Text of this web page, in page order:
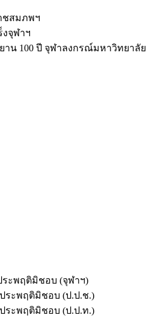
ชสมภพฯ
จุฬาฯ
าน 100 ปี จุฬาลงกรณ์มหาวิทยาลัย
ระพฤติมิชอบ (จุฬาฯ)
ระพฤติมิชอบ (ป.ป.ช.)
ระพฤติมิชอบ (ป.ป.ท.)